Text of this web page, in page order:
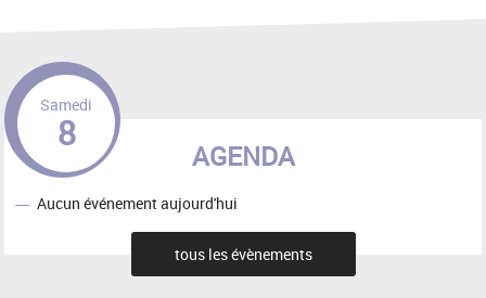
AGENDA
Samedi
8
Aucun événement aujourd'hui
tous les évènements